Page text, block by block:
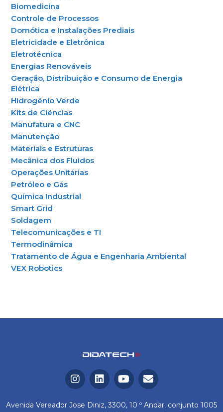
Biomedicina
Controle de Processos
Domótica e Instalações Prediais
Eletricidade e Eletrônica
Eletrotécnica
Energias Renováveis
Geração, Distribuição e Consumo de Energia
Elétrica
Hidrogênio Verde
Kits de Ciências
Manufatura e CNC
Manutenção
Materiais e Estruturas
Mecânica dos Fluidos
Operações Unitárias
Petróleo e Gás
Química Industrial
Smart Grid
Soldagem
Telecomunicações e TI
Termodinâmica
Tratamento de Água e Engenharia Ambiental
VEX Robotics
Avenida Vereador Jose Diniz, 3300, 10 º Andar, conjunto 1005